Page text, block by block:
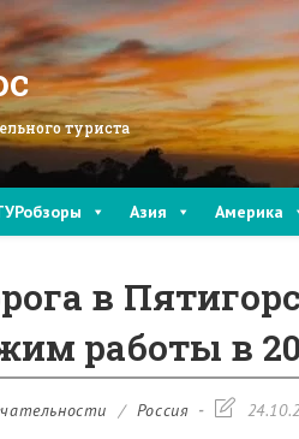
туриста
Азия Америка
в
работы в
/ Россия
Запись